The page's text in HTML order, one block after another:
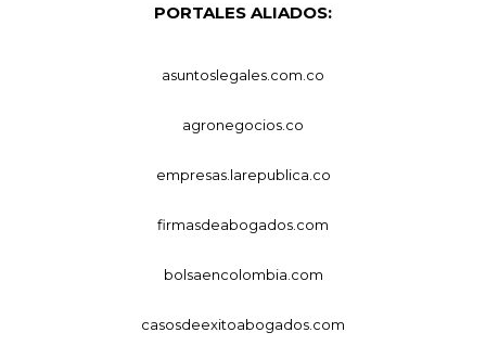
PORTALES ALIADOS:
asuntoslegales.com.co
agronegocios.co
empresas.larepublica.co
firmasdeabogados.com
bolsaencolombia.com
casosdeexitoabogados.com